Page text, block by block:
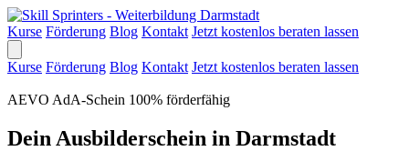
Kurse Förderung Blog Kontakt Jetzt kostenlos beraten lassen
Kurse Förderung Blog Kontakt Jetzt kostenlos beraten lassen
AEVO AdA-Schein 100% förderfähig
Dein Ausbilderschein in Darmstadt